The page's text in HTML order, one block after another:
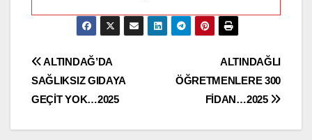
Yazı
gezinmesi
ALTINDAĞLI
ÖĞRETMENLERE 300
FİDAN…2025
ALTINDAĞ’DA
SAĞLIKSIZ GIDAYA
GEÇİT YOK…2025